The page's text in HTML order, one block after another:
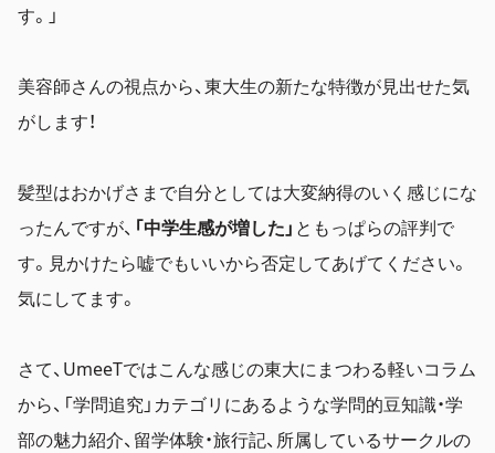
す。」
美容師さんの視点から、東大生の新たな特徴が見出せた気
がします！
髪型はおかげさまで自分としては大変納得のいく感じにな
ったんですが、 「中学生感が増した」 ともっぱらの評判で
す。見かけたら嘘でもいいから否定してあげてください。
気にしてます。
さて、UmeeTではこんな感じの東大にまつわる軽いコラム
から、「学問追究」カテゴリにあるような学問的豆知識・学
部の魅力紹介、留学体験・旅行記、所属しているサークルの